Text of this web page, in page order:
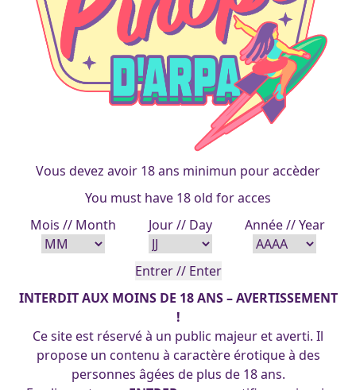
Vous devez avoir 18 ans minimun pour accèder
You must have 18 old for acces
Mois // Month
Jour // Day Année // Year
INTERDIT AUX MOINS DE 18 ANS – AVERTISSEMENT
!
Ce site est réservé à un public majeur et averti. Il
propose un contenu à caractère érotique à des
personnes âgées de plus de 18 ans.
niceflora-soub_06-04-2019
maid-coeur
francois | 22 janvier 2016